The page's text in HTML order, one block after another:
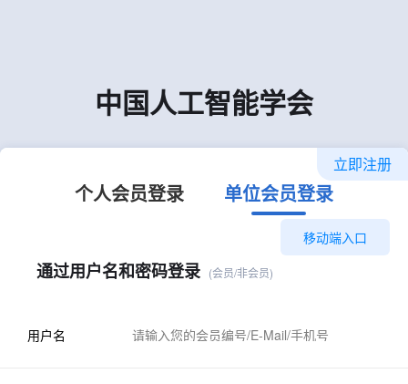
中国人工智能学会
立即注册
个人会员登录 单位会员登录
移动端入口
通过用户名和密码登录 (会员/非会员)
用户名